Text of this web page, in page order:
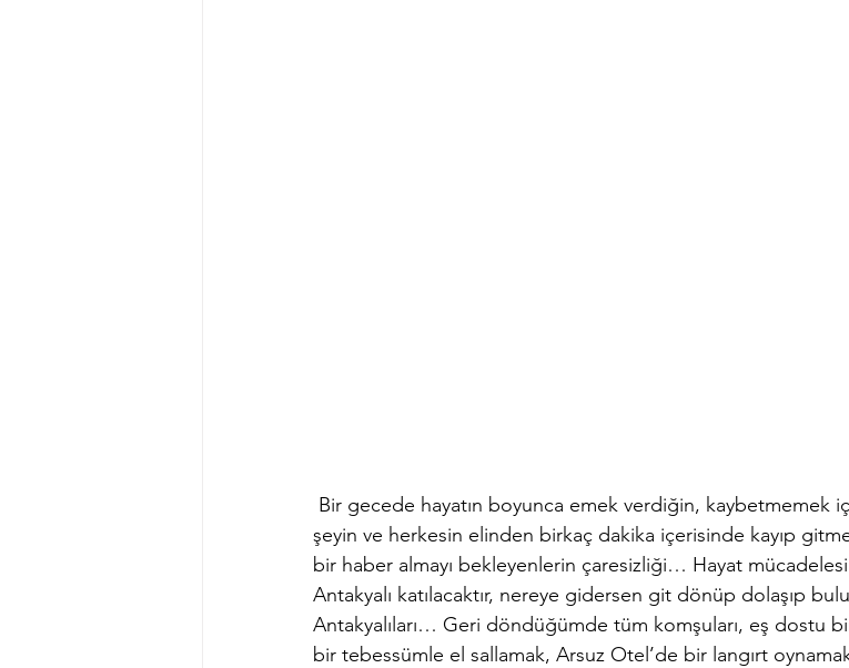
şeyin ve herkesin elinden birkaç dakika içerisinde kayıp
bir haber almayı bekleyenlerin çaresizliği… Hayat
Antakyalı katılacaktır, nereye gidersen git dönüp dolaşıp
Antakyalıları… Geri döndüğümde tüm komşuları, eş dostu
bir tebessümle el sallamak, Arsuz Otel’de bir langırt